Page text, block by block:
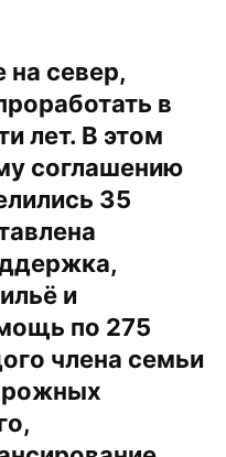
север,
в
лет. В этом
соглашению
35
и
по 275
члена семьи